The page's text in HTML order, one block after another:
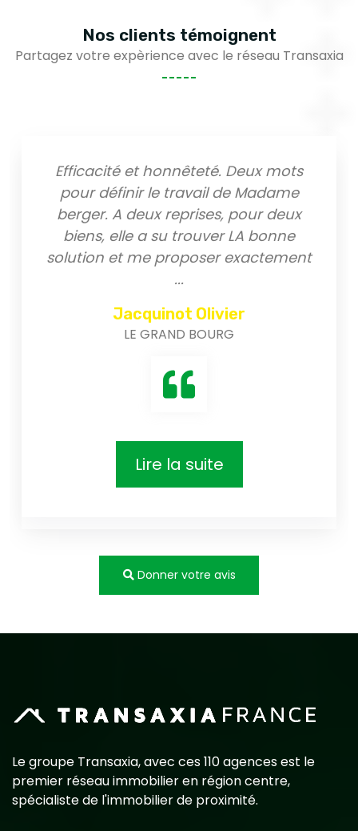
Nos clients témoignent
Partagez votre expèrience avec le réseau Transaxia
Efficacité et honnêteté. Deux mots
pour définir le travail de Madame
berger. A deux reprises, pour deux
biens, elle a su trouver LA bonne
solution et me proposer exactement
...
Jacquinot Olivier
LE GRAND BOURG
Lire la suite
Donner votre avis
Le groupe Transaxia, avec ces 110 agences est le
premier réseau immobilier en région centre,
spécialiste de l'immobilier de proximité.